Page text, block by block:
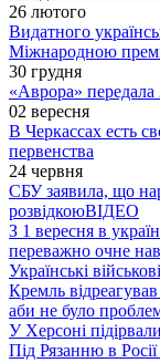
26 лютого
Видатного
Міжнародною
30 грудня
«Аврора»
02 вересня
В Черкассах есть
первенства
24 червня
СБУ заявила, що
розвідкоюВІДЕО
З 1 вересня в
переважно очне
Українські
Кремль
аби не було
У Херсоні
Під Рязанню в